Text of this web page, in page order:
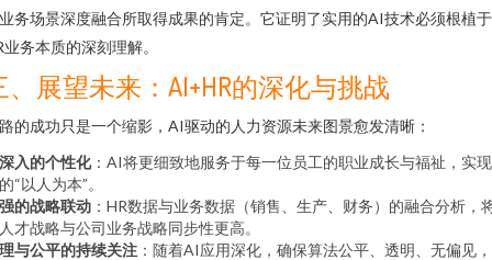
务场景深度融合所取得成果的肯定。它证明了实用的AI技术必须根植
业务本质的深刻理解。
、展望未来：AI+HR的深化与挑战
的成功只是一个缩影，AI驱动的人力资源未来图景愈发清晰：
入的个性化：AI将更细致地服务于每一位员工的职业成长与福祉，实
“以人为本”。
的战略联动 ：HR数据与业务数据（销售、生产、财务）的融合分析，
才战略与公司业务战略同步性更高。
与公平的持续关注 ：随着AI应用深化，确保算法公平、透明、无偏见